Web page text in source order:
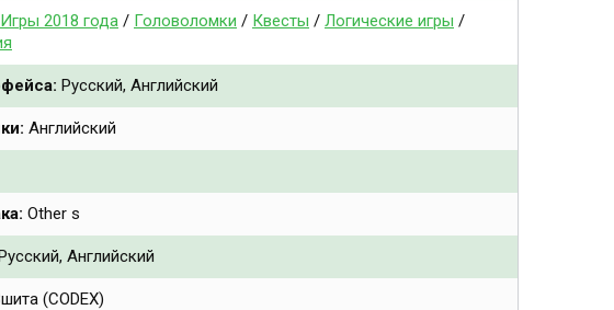
Игры 2018 года / Головоломки / Квесты / Логические игры /
Русский, Английский
Английский
Other s
Английский
(CODEX)